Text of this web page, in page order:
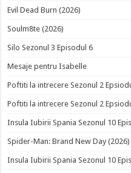
Evil Dead Burn (2026)
Soulm8te (2026)
Silo Sezonul 3 Episodul 6
Mesaje pentru Isabelle
Poftiti la intrecere Sezonul 2
Poftiti la intrecere Sezonul 2
Insula Iubirii Spania Sezonul 10
Spider-Man: Brand New Day (2026)
Insula Iubirii Spania Sezonul 10